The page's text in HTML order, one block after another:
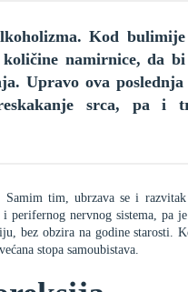
Kod
namirnice, da
Upravo ova
srca, pa i
Samim tim, ubrzava se i
perifernog nervnog sistema, pa
bez obzira na godine starosti.
stopa samoubistava.